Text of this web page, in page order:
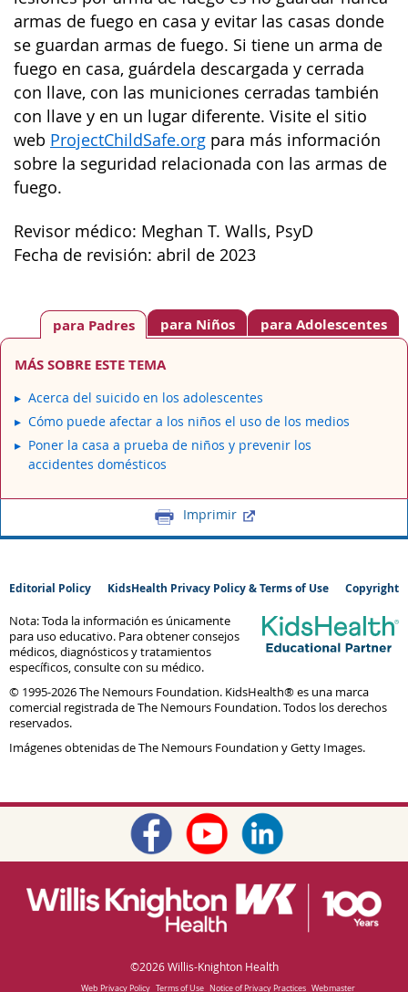
armas de fuego en casa y evitar las casas donde
se guardan armas de fuego. Si tiene un arma de
fuego en casa, guárdela descargada y cerrada
con llave, con las municiones cerradas también
con llave y en un lugar diferente. Visite el sitio
web ProjectChildSafe.org para más información
sobre la seguridad relacionada con las armas de
fuego.
Revisor médico: Meghan T. Walls, PsyD
Fecha de revisión: abril de 2023
para Adolescentes
para Niños
para Padres
MÁS SOBRE ESTE TEMA
Acerca del suicido en los adolescentes
Cómo puede afectar a los niños el uso de los medios
Poner la casa a prueba de niños y prevenir los
accidentes domésticos
Imprimir
Editorial Policy KidsHealth Privacy Policy & Terms of Use Copyright
Nota: Toda la información es únicamente
para uso educativo. Para obtener consejos
médicos, diagnósticos y tratamientos
específicos, consulte con su médico.
© 1995-2026 The Nemours Foundation. KidsHealth® es una marca
comercial registrada de The Nemours Foundation. Todos los derechos
reservados.
Imágenes obtenidas de The Nemours Foundation y Getty Images.
©2026 Willis-Knighton Health
Web Privacy Policy Terms of Use Notice of Privacy Practices Webmaster